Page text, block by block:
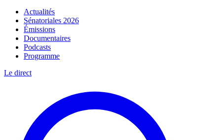
Actualités
Sénatoriales 2026
Émissions
Documentaires
Podcasts
Programme
Le direct